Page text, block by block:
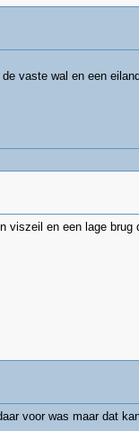
vaste wal en een
viszeil en een lage
voor was maar dat